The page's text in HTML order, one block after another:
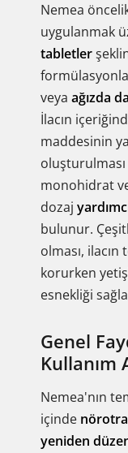
Nemea
uygulanmak
tabletler
veya ağızda
İlacın
maddesinin
monohidrat
dozaj
bulunur.
olması,
korurken
esnekliği
Genel
Kullanım
Nemea'nın
içinde
yeniden